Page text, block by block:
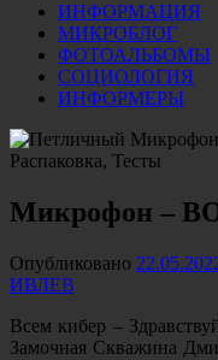
ИНФОРМАЦИЯ
МИКРОБЛОГ
ФОТОАЛЬБОМЫ
СОЦИОЛОГИЯ
ИНФОРМЕРЫ
Микрофон –
Опубликовано
ИВЛЕВ
Всем кибер –
Замочная Скважина